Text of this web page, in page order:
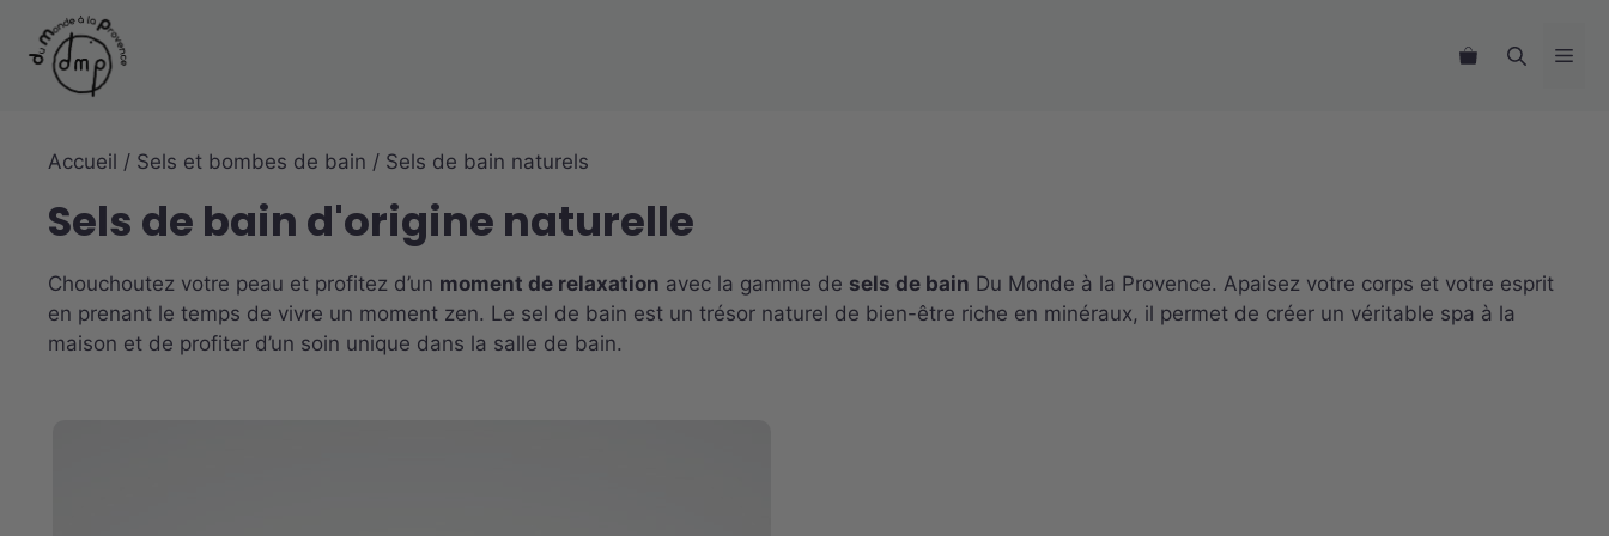
contenu
Accueil / Sels et bombes de bain / Sels de bain naturels
Sels de bain d'origine naturelle
Chouchoutez votre peau et profitez d’un moment de relaxation avec la gamme de sels de bain Du Monde à la Provence. Apaisez votre corps et votre esprit
en prenant le temps de vivre un moment zen. Le sel de bain est un trésor naturel de bien-être riche en minéraux, il permet de créer un véritable spa à la
maison et de profiter d’un soin unique dans la salle de bain.